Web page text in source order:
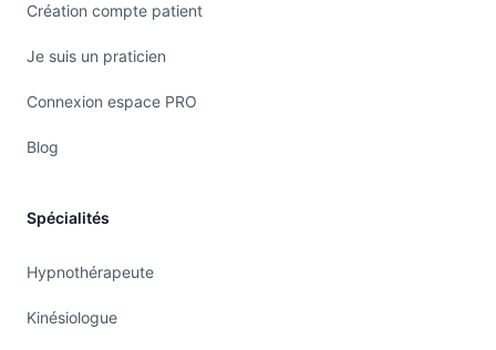
Création compte patient
Je suis un praticien
Connexion espace PRO
Blog
Spécialités
Hypnothérapeute
Kinésiologue